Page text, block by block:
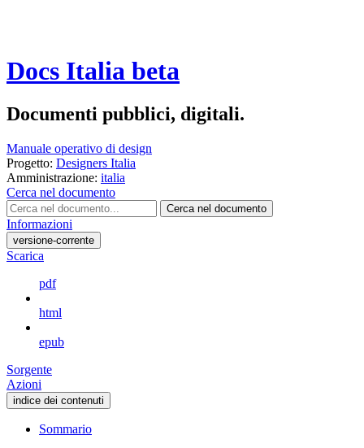
Docs Italia beta
Documenti pubblici, digitali.
Manuale operativo di design
Progetto: Designers Italia
Amministrazione: italia
Cerca nel documento
Cerca nel documento
Informazioni
versione-corrente
Scarica
pdf
html
epub
Sorgente
Azioni
indice dei contenuti
Sommario